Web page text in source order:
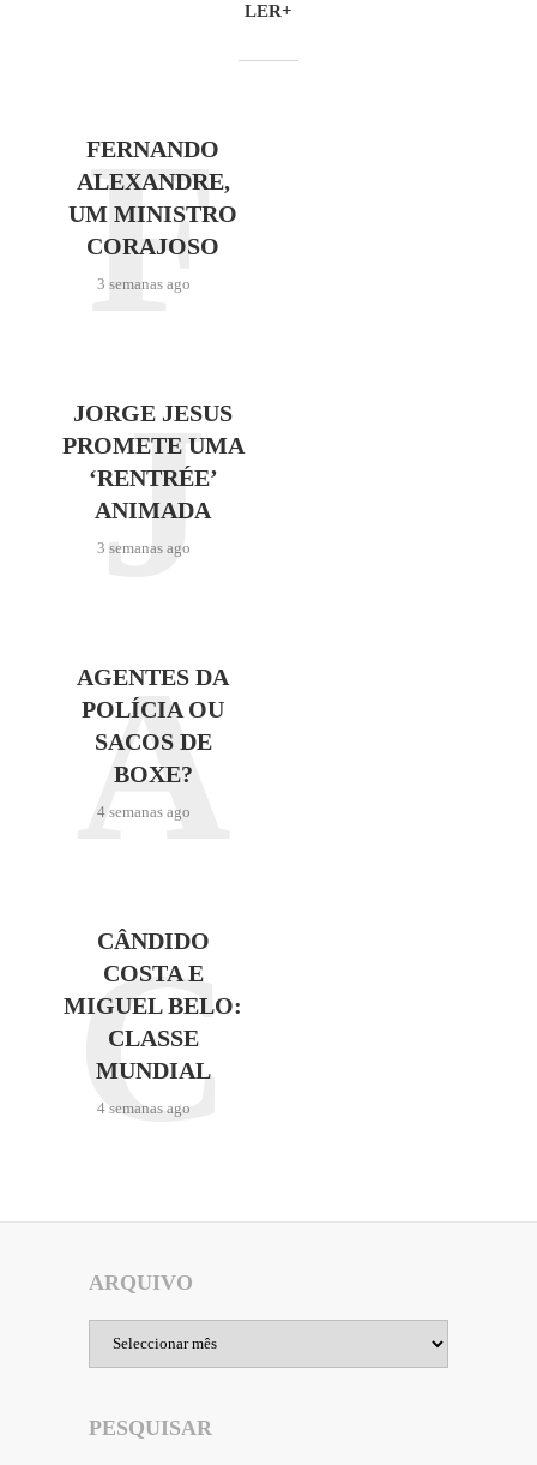
LER+
FERNANDO
ALEXANDRE,
UM MINISTRO
CORAJOSO
3 semanas ago
F
JORGE JESUS
PROMETE UMA
‘RENTRÉE’
ANIMADA
3 semanas ago
J
AGENTES DA
POLÍCIA OU
SACOS DE
BOXE?
4 semanas ago
A
CÂNDIDO
COSTA E
MIGUEL BELO:
CLASSE
MUNDIAL
4 semanas ago
C
ARQUIVO
PESQUISAR